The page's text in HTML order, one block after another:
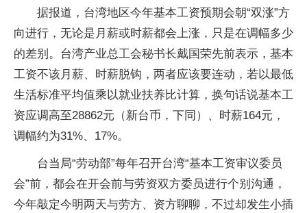
据报道，台湾地区今年基本工资预期会朝“双涨”方
向进行，无论是月薪或时薪都会上涨，只是在调幅多少
的差别。台湾产业总工会秘书长戴国荣先前表示，基本
工资不该月薪、时薪脱钩，两者应该要连动，若以最低
生活标准平均值乘以就业扶养比计算，换句话说基本工
资应调高至28862元（新台币，下同）、时薪164元，
调幅约为31%、17%。
台当局“劳动部”每年召开台湾“基本工资审议委员
会”前，都会在开会前与劳资双方委员进行个别沟通，
今年敲定今明两天与劳方、资方聊聊，不过却发生小插